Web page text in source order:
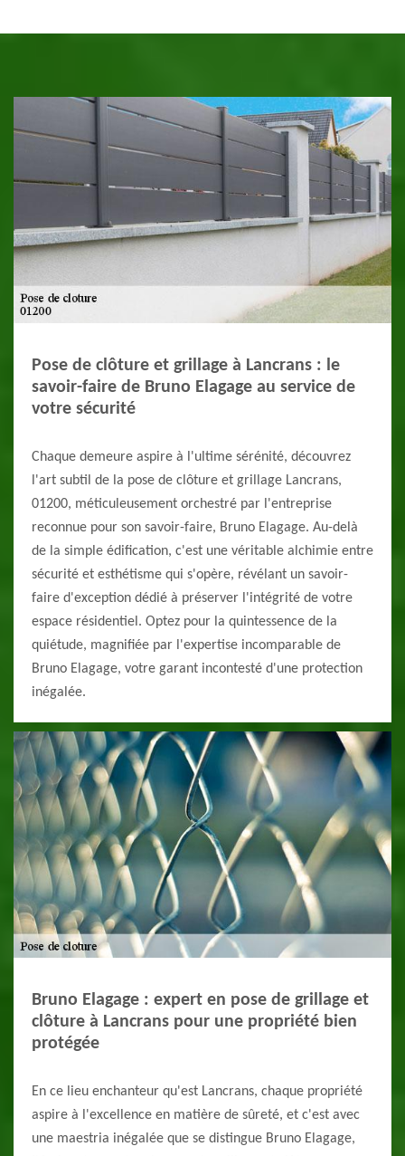
Pose de clôture et grillage à Lancrans : le
savoir-faire de Bruno Elagage au service de
votre sécurité
Chaque demeure aspire à l'ultime sérénité, découvrez
l'art subtil de la pose de clôture et grillage Lancrans,
01200, méticuleusement orchestré par l'entreprise
reconnue pour son savoir-faire, Bruno Elagage. Au-delà
de la simple édification, c'est une véritable alchimie entre
sécurité et esthétisme qui s'opère, révélant un savoir-
faire d'exception dédié à préserver l'intégrité de votre
espace résidentiel. Optez pour la quintessence de la
quiétude, magnifiée par l'expertise incomparable de
Bruno Elagage, votre garant incontesté d'une protection
inégalée.
Bruno Elagage : expert en pose de grillage et
clôture à Lancrans pour une propriété bien
protégée
En ce lieu enchanteur qu'est Lancrans, chaque propriété
aspire à l'excellence en matière de sûreté, et c'est avec
une maestria inégalée que se distingue Bruno Elagage,